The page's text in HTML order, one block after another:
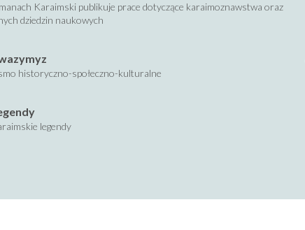
Karaimski publikuje prace dotyczące karaimoznawstwa oraz
dziedzin naukowych
historyczno-społeczno-kulturalne
legendy